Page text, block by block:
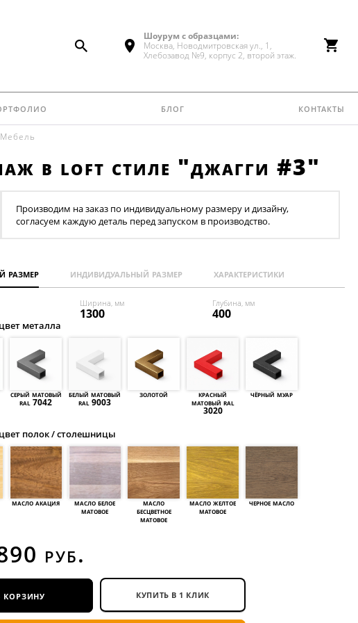
Шоурум с образцами:
Москва, Новодмитровская ул., 1,
Хлебозавод №9, корпус 2, второй этаж.
блог контакты
Мебель
в loft стиле "джагги #3"
Производим на заказ по индивидуальному размеру и дизайну,
согласуем каждую деталь перед запуском в производство.
размер индивидуальный размер характеристики
Ширина, мм
1300
Глубина, мм
400
металла
серый матовый
ral 7042
белый матовый
ral 9003
золотой красный
матовый ral
3020
чёрный муар
полок / столешницы
масло акация масло белое
матовое
масло
бесцветное
матовое
масло желтое
матовое
черное масло
руб.
корзину КУПИТЬ В 1 КЛИК